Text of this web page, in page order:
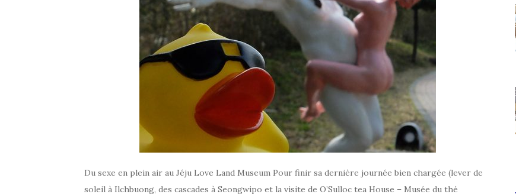
Du sexe en plein air au Jéju Love Land Museum Pour finir sa dernière journée bien chargée (lever de
soleil à Ilchbuong, des cascades à Seongwipo et la visite de O’Sulloc tea House – Musée du thé